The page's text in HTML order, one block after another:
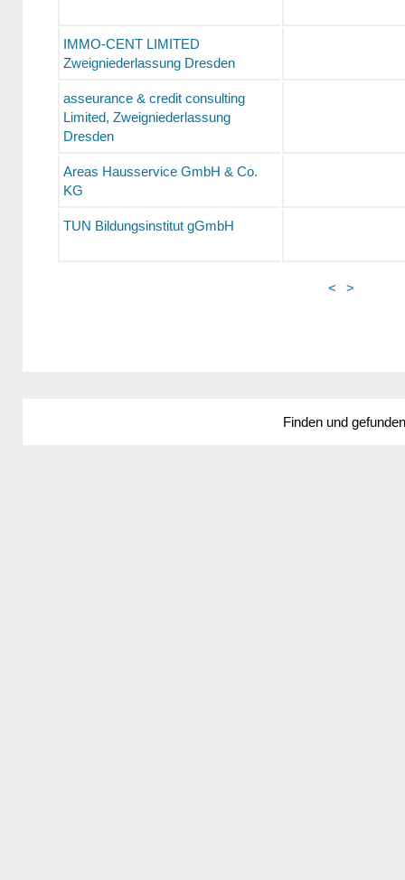
IMMO-CENT LIMITED
Zweigniederlassung Dresden
asseurance & credit consulting
Limited, Zweigniederlassung
Dresden
Areas Hausservice GmbH & Co.
KG
TUN Bildungsinstitut gGmbH
< >
Finden und